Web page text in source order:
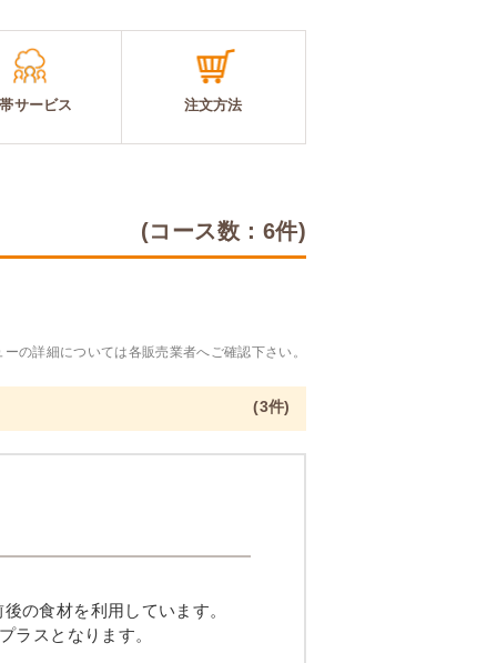
サービス 注文方法
(コース数：6件)
の詳細については各販売業者へご確認下さい。
(3件)
の食材を利用しています。
ラスとなります。